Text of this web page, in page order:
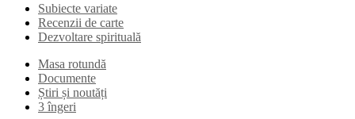
Subiecte variate
Recenzii de carte
Dezvoltare spirituală
Masa rotundă
Documente
Știri și noutăți
3 îngeri